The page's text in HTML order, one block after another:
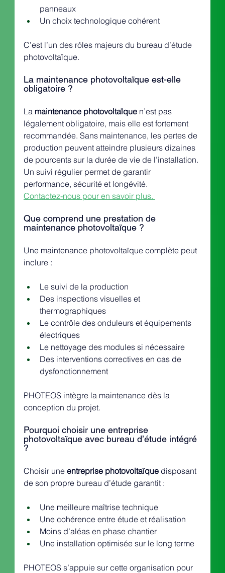
panneaux
Un choix technologique cohérent
C’est l’un des rôles majeurs du bureau d’étude
photovoltaïque.
La maintenance photovoltaïque est-elle
obligatoire ?
La maintenance photovoltaïque n’est pas
légalement obligatoire, mais elle est fortement
recommandée. Sans maintenance, les pertes de
production peuvent atteindre plusieurs dizaines
de pourcents sur la durée de vie de l’installation.
Un suivi régulier permet de garantir
performance, sécurité et longévité.
Contactez-nous pour en savoir plus.
Que comprend une prestation de
maintenance photovoltaïque ?
Une maintenance photovoltaïque complète peut
inclure :
Le suivi de la production
Des inspections visuelles et
thermographiques
Le contrôle des onduleurs et équipements
électriques
Le nettoyage des modules si nécessaire
Des interventions correctives en cas de
dysfonctionnement
PHOTEOS intègre la maintenance dès la
conception du projet.
Pourquoi choisir une entreprise
photovoltaïque avec bureau d’étude intégré
?
Choisir une entreprise photovoltaïque disposant
de son propre bureau d’étude garantit :
Une meilleure maîtrise technique
Une cohérence entre étude et réalisation
Moins d’aléas en phase chantier
Une installation optimisée sur le long terme
PHOTEOS s’appuie sur cette organisation pour